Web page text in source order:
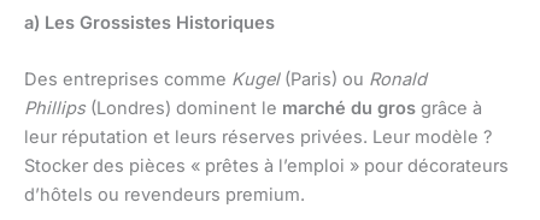
a) Les Grossistes Historiques
Des entreprises comme Kugel(Paris) ou Ronald
Phillips(Londres) dominent le marché du gros grâce à
leur réputation et leurs réserves privées. Leur modèle ?
Stocker des pièces « prêtes à l’emploi » pour décorateurs
d’hôtels ou revendeurs premium.